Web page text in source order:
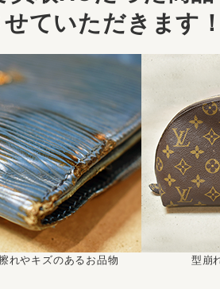
ていただきます
れやキズのあるお品物 型崩